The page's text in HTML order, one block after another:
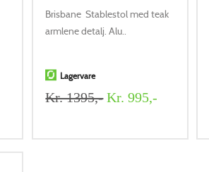
Brisbane Stablestol med teak
armlene detalj. Alu..
Lagervare
Kr. 1395,-Kr. 995,-